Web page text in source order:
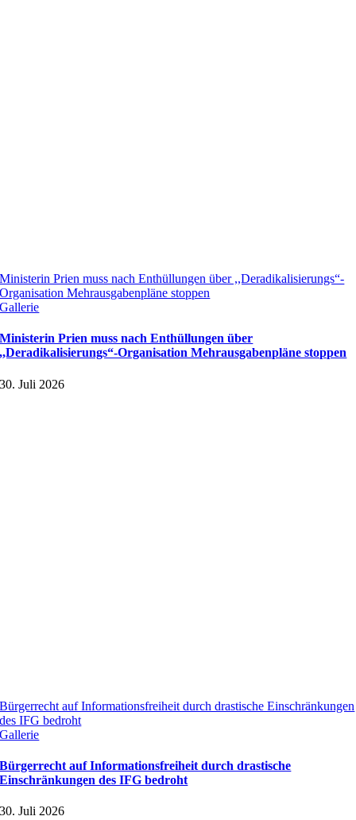
Ministerin Prien muss nach Enthüllungen über ,,Deradikalisierungs“-
Organisation Mehrausgabenpläne stoppen
Gallerie
Ministerin Prien muss nach Enthüllungen über
,,Deradikalisierungs“-Organisation Mehrausgabenpläne stoppen
30. Juli 2026
Bürgerrecht auf Informationsfreiheit durch drastische Einschränkungen
des IFG bedroht
Gallerie
Bürgerrecht auf Informationsfreiheit durch drastische
Einschränkungen des IFG bedroht
30. Juli 2026